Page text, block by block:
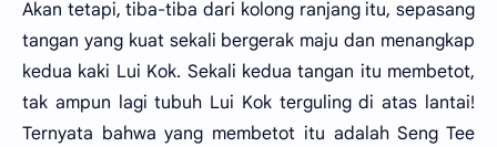
Akan tetapi, tiba-tiba dari kolong ranjang itu, sepasang
tangan yang kuat sekali bergerak maju dan menangkap
kedua kaki Lui Kok. Sekali kedua tangan itu membetot,
tak ampun lagi tubuh Lui Kok terguling di atas lantai!
Ternyata bahwa yang membetot itu adalah Seng Tee